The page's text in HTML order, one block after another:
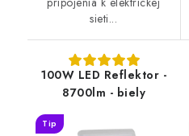
sieti...
100W LED Reflektor -
8700lm - biely
Tip